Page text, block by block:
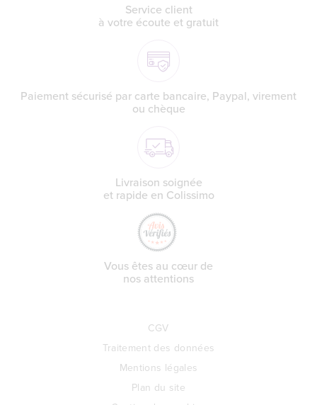
Service client
à votre écoute et gratuit
Paiement sécurisé par carte bancaire, Paypal, virement
ou chèque
Livraison soignée
et rapide en Colissimo
Vous êtes au cœur de
nos attentions
CGV
Traitement des données
Mentions légales
Plan du site